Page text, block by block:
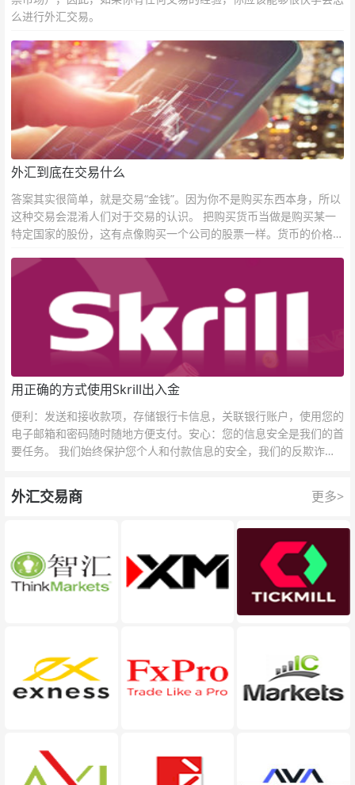
么进行外汇交易。
外汇到底在交易什么
答案其实很简单，就是交易“金钱”。因为你不是购买东西本身，所以
这种交易会混淆人们对于交易的认识。 把购买货币当做是购买某一
特定国家的股份，这有点像购买一个公司的股票一样。货币的价格直
用正确的方式使用Skrill出入金
便利：发送和接收款项，存储银行卡信息，关联银行账户，使用您的
电子邮箱和密码随时随地方便支付。安心：您的信息安全是我们的首
要任务。 我们始终保护您个人和付款信息的安全，我们的反欺诈团
外汇交易商 更多>